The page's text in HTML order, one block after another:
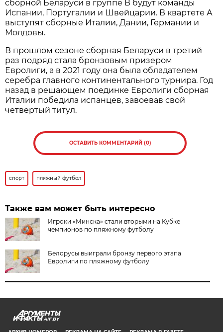
сборной Беларуси в группе В будут команды
Испании, Португалии и Швейцарии. В квартете А
выступят сборные Италии, Дании, Германии и
Молдовы.
В прошлом сезоне сборная Беларуси в третий
раз подряд стала бронзовым призером
Евролиги, а в 2021 году она была обладателем
серебра главного континентального турнира. Год
назад в решающем поединке Евролиги сборная
Италии победила испанцев, завоевав свой
четвертый титул.
ОСТАВИТЬ КОММЕНТАРИЙ (0)
спорт пляжный футбол
Также вам может быть интересно
Игроки «Минска» стали вторыми на Кубке
чемпионов по пляжному футболу
Белорусы выиграли бронзу первого этапа
Евролиги по пляжному футболу
AIF.BY